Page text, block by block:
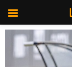
Saltar
contenido